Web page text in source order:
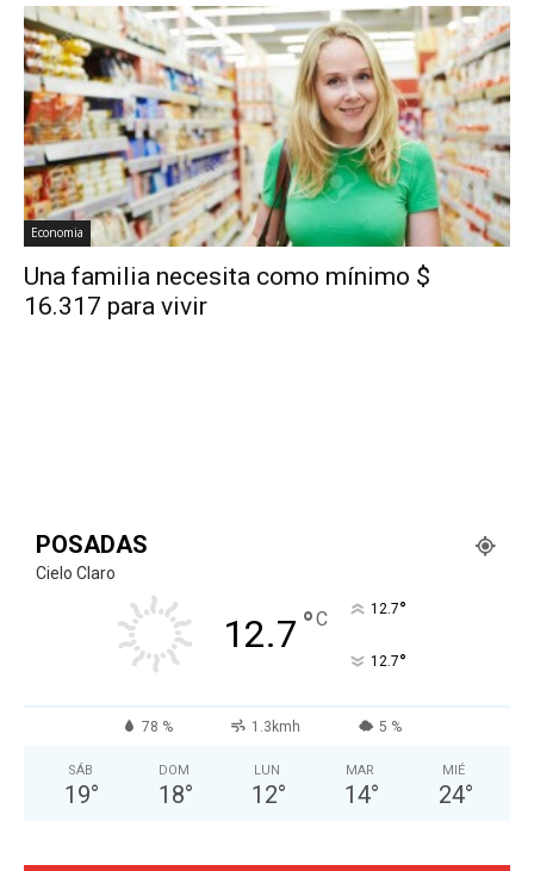
Economia
Una familia necesita como mínimo $
16.317 para vivir
POSADAS
Cielo Claro
12.7 °C 12.7°
12.7°
78 % 1.3kmh 5 %
SÁB
19°
DOM
18°
LUN
12°
MAR
14°
MIÉ
24°